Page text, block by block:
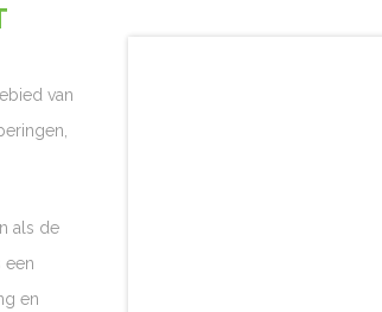
van
als de
een
en